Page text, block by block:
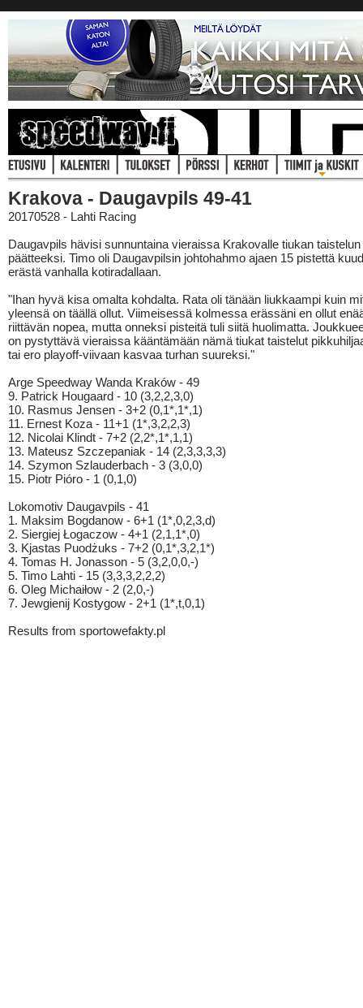
Krakova - Daugavpils 49-41
20170528 - Lahti Racing
Daugavpils hävisi sunnuntaina vieraissa Krakovalle tiukan taistelun
päätteeksi. Timo oli Daugavpilsin johtohahmo ajaen 15 pistettä
erästä vanhalla kotiradallaan.
"Ihan hyvä kisa omalta kohdalta. Rata oli tänään liukkaampi kuin
yleensä on täällä ollut. Viimeisessä kolmessa erässäni en ollut
riittävän nopea, mutta onneksi pisteitä tuli siitä huolimatta.
on pystyttävä vieraissa kääntämään nämä tiukat taistelut
tai ero playoff-viivaan kasvaa turhan suureksi."
Arge Speedway Wanda Kraków - 49
9. Patrick Hougaard - 10 (3,2,2,3,0)
10. Rasmus Jensen - 3+2 (0,1*,1*,1)
11. Ernest Koza - 11+1 (1*,3,2,2,3)
12. Nicolai Klindt - 7+2 (2,2*,1*,1,1)
13. Mateusz Szczepaniak - 14 (2,3,3,3,3)
14. Szymon Szlauderbach - 3 (3,0,0)
15. Piotr Pióro - 1 (0,1,0)
Lokomotiv Daugavpils - 41
1. Maksim Bogdanow - 6+1 (1*,0,2,3,d)
2. Siergiej Łogaczow - 4+1 (2,1,1*,0)
3. Kjastas Puodżuks - 7+2 (0,1*,3,2,1*)
4. Tomas H. Jonasson - 5 (3,2,0,0,-)
5. Timo Lahti - 15 (3,3,3,2,2,2)
6. Oleg Michaiłow - 2 (2,0,-)
7. Jewgienij Kostygow - 2+1 (1*,t,0,1)
Results from sportowefakty.pl